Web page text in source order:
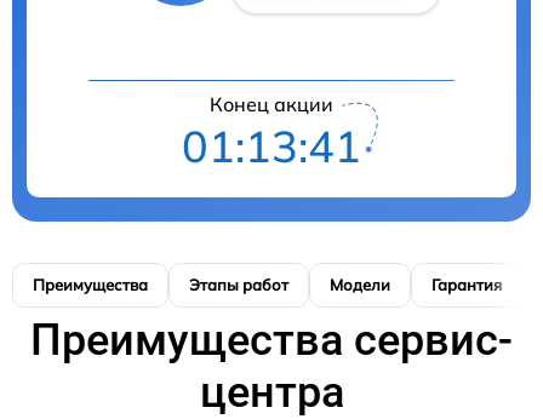
Конец акции
01:13:40
Преимущества Этапы работ Модели Гарантия
Преимущества сервис-
центра